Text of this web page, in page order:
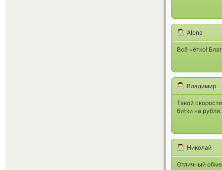
Alena
Всё чётко!
Владимир
Такой
битки на
Николай
Отличный